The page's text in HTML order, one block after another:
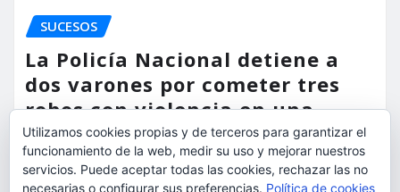
SUCESOS
La Policía Nacional detiene a
dos varones por cometer tres
robos con violencia en una
misma mañana
torrent al dia Ago 7, 2026
Utilizamos cookies propias y de terceros para garantizar el
funcionamiento de la web, medir su uso y mejorar nuestros
servicios. Puede aceptar todas las cookies, rechazar las no
necesarias o configurar sus preferencias. Política de cookies